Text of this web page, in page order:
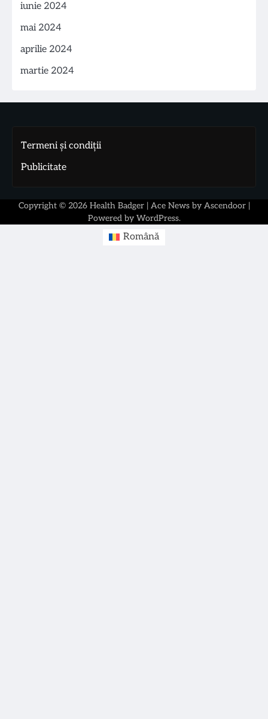
iunie 2024
mai 2024
aprilie 2024
martie 2024
Termeni și condiții
Publicitate
Copyright © 2026 Health Badger| Ace News by Ascendoor|
Powered by WordPress.
Română